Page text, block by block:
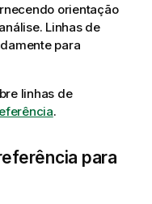
orientação
Linhas de
para
linhas de
.
para